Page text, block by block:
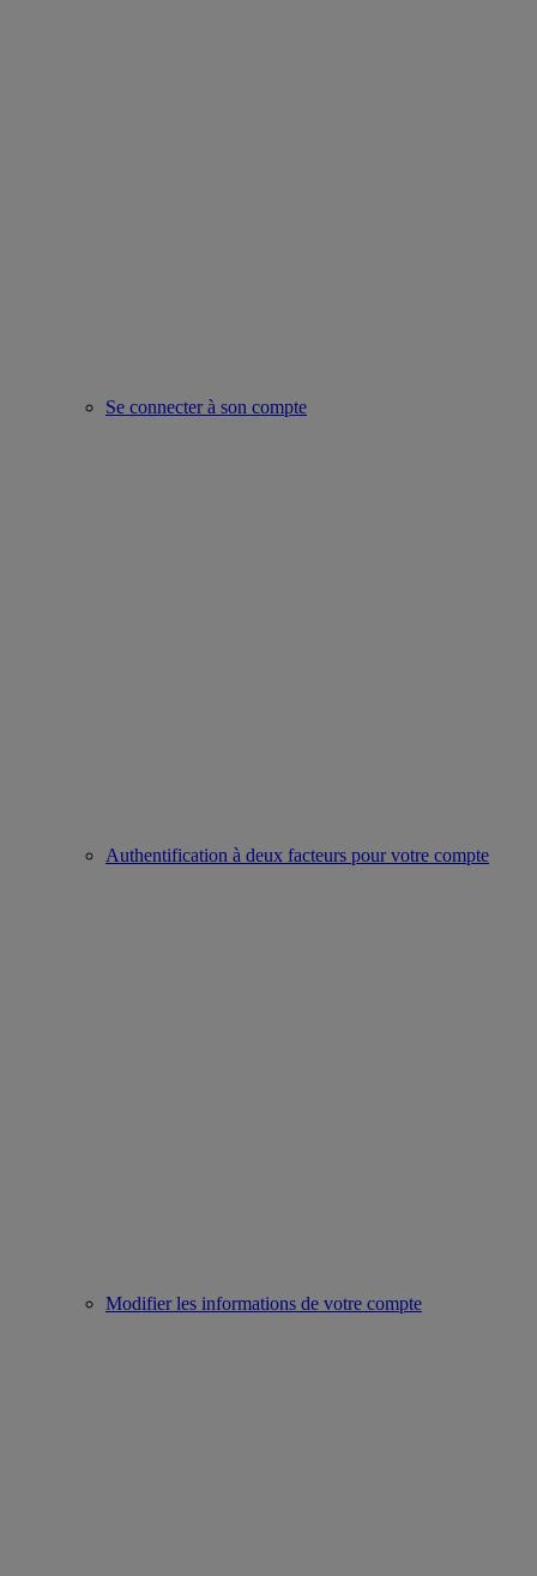
Se connecter à son compte
Authentification à deux facteurs pour votre compte
Modifier les informations de votre compte